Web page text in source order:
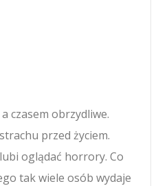
czasem obrzydliwe.
przed życiem.
oglądać horrory. Co
tak wiele osób wydaje